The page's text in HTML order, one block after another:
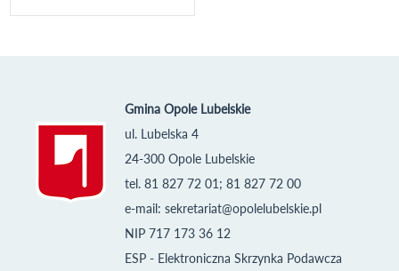
Gmina Opole Lubelskie
ul. Lubelska 4
24-300 Opole Lubelskie
tel. 81 827 72 01; 81 827 72 00
e-mail: sekretariat@opolelubelskie.pl
NIP 717 173 36 12
ESP - Elektroniczna Skrzynka Podawcza